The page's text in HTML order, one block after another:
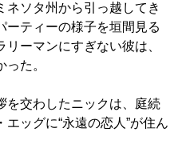
ネソタ州から引っ越してき
ーティーの様子を垣間見る
ーマンにすぎない彼は、
た。
を交わしたニックは、庭続
ッグに“永遠の恋人”が住ん